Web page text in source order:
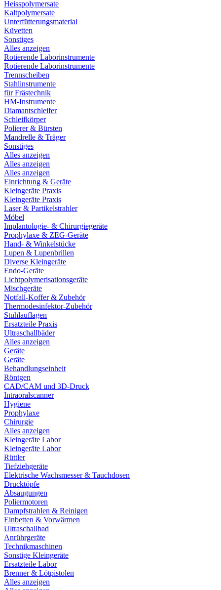
Heisspolymersate
Kaltpolymersate
Unterfütterungsmaterial
Küvetten
Sonstiges
Alles anzeigen
Rotierende Laborinstrumente
Rotierende Laborinstrumente
Trennscheiben
Stahlinstrumente
für Frästechnik
HM-Instrumente
Diamantschleifer
Schleifkörper
Polierer & Bürsten
Mandrelle & Träger
Sonstiges
Alles anzeigen
Alles anzeigen
Alles anzeigen
Einrichtung & Geräte
Kleingeräte Praxis
Kleingeräte Praxis
Laser & Partikelstrahler
Möbel
Implantologie- & Chirurgiegeräte
Prophylaxe & ZEG-Geräte
Hand- & Winkelstücke
Lupen & Lupenbrillen
Diverse Kleingeräte
Endo-Geräte
Lichtpolymerisationsgeräte
Mischgeräte
Notfall-Koffer & Zubehör
Thermodesinfektor-Zubehör
Stuhlauflagen
Ersatzteile Praxis
Ultraschallbäder
Alles anzeigen
Geräte
Geräte
Behandlungseinheit
Röntgen
CAD/CAM und 3D-Druck
Intraoralscanner
Hygiene
Prophylaxe
Chirurgie
Alles anzeigen
Kleingeräte Labor
Kleingeräte Labor
Rüttler
Tiefziehgeräte
Elektrische Wachsmesser & Tauchdosen
Drucktöpfe
Absaugungen
Poliermotoren
Dampfstrahlen & Reinigen
Einbetten & Vorwärmen
Ultraschallbad
Anrührgeräte
Technikmaschinen
Sonstige Kleingeräte
Ersatzteile Labor
Brenner & Lötpistolen
Alles anzeigen